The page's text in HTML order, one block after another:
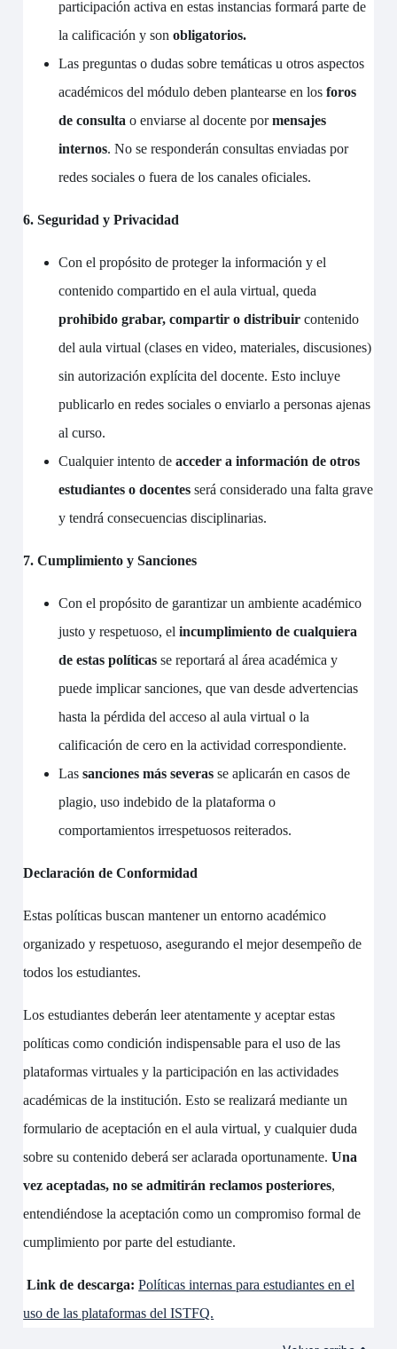
participación activa en estas instancias formará parte de
la calificación y sonobligatorios.
Las preguntas o dudas sobre temáticas u otros aspectos
académicos del módulo deben plantearse en losforos
de consulta o enviarse al docente pormensajes
internos. No se responderán consultas enviadas por
redes sociales o fuera de los canales oficiales.
6. Seguridad y Privacidad
Con el propósito de proteger la información y el
contenido compartido en el aula virtual, queda
prohibido grabar, compartir o distribuir contenido
del aula virtual (clases en video, materiales, discusiones)
sin autorización explícita del docente. Esto incluye
publicarlo en redes sociales o enviarlo a personas ajenas
al curso.
Cualquier intento deacceder a información de otros
estudiantes o docentes será considerado una falta grave
y tendrá consecuencias disciplinarias.
7. Cumplimiento y Sanciones
Con el propósito de garantizar un ambiente académico
justo y respetuoso, elincumplimiento de cualquiera
de estas políticas se reportará al área académica y
puede implicar sanciones, que van desde advertencias
hasta la pérdida del acceso al aula virtual o la
calificación de cero en la actividad correspondiente.
Lassanciones más severas se aplicarán en casos de
plagio, uso indebido de la plataforma o
comportamientos irrespetuosos reiterados.
Declaración de Conformidad
Estas políticas buscan mantener un entorno académico
organizado y respetuoso, asegurando el mejor desempeño de
todos los estudiantes.
Los estudiantes deberán leer atentamente y aceptar estas
políticas como condición indispensable para el uso de las
plataformas virtuales y la participación en las actividades
académicas de la institución. Esto se realizará mediante un
formulario de aceptación en el aula virtual, y cualquier duda
sobre su contenido deberá ser aclarada oportunamente.Una
vez aceptadas, no se admitirán reclamos posteriores,
entendiéndose la aceptación como un compromiso formal de
cumplimiento por parte del estudiante.
Link de descarga:Políticas internas para estudiantes en el
uso de las plataformas del ISTFQ.